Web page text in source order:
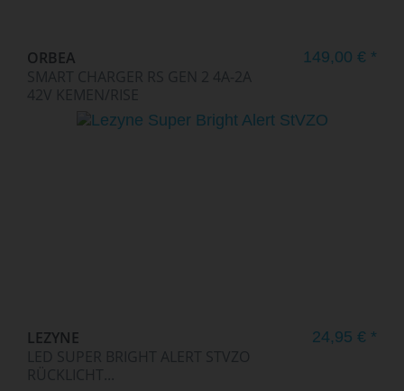
ORBEA
SMART CHARGER RS GEN 2 4A-2A
42V KEMEN/RISE
149,00 € *
LEZYNE
LED SUPER BRIGHT ALERT STVZO
RÜCKLICHT...
24,95 € *